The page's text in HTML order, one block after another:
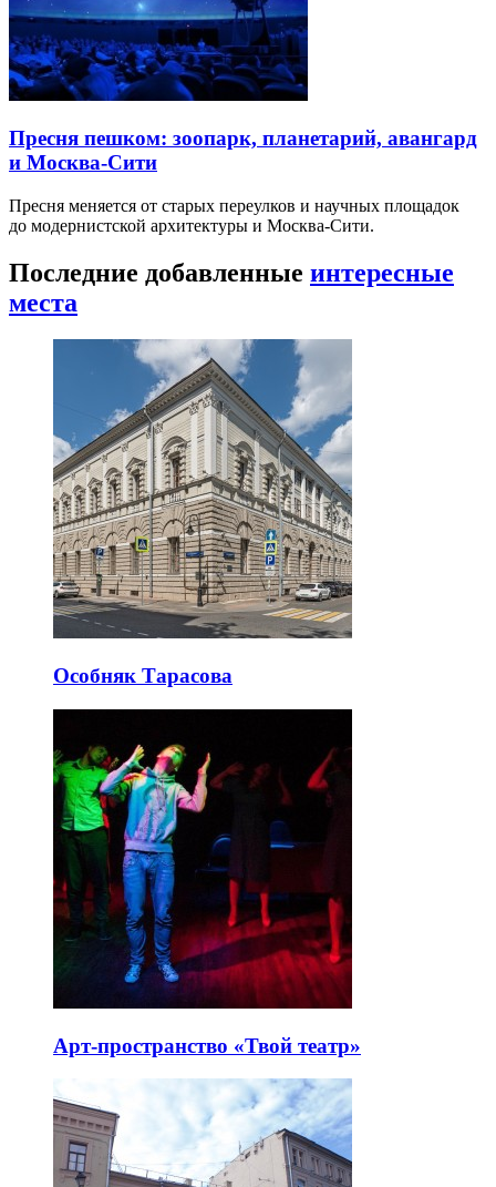
Пресня пешком: зоопарк, планетарий, авангард
и Москва-Сити
Пресня меняется от старых переулков и научных площадок
до модернистской архитектуры и Москва-Сити.
Последние добавленные интересные
места
Особняк Тарасова
Арт-пространство «Твой театр»